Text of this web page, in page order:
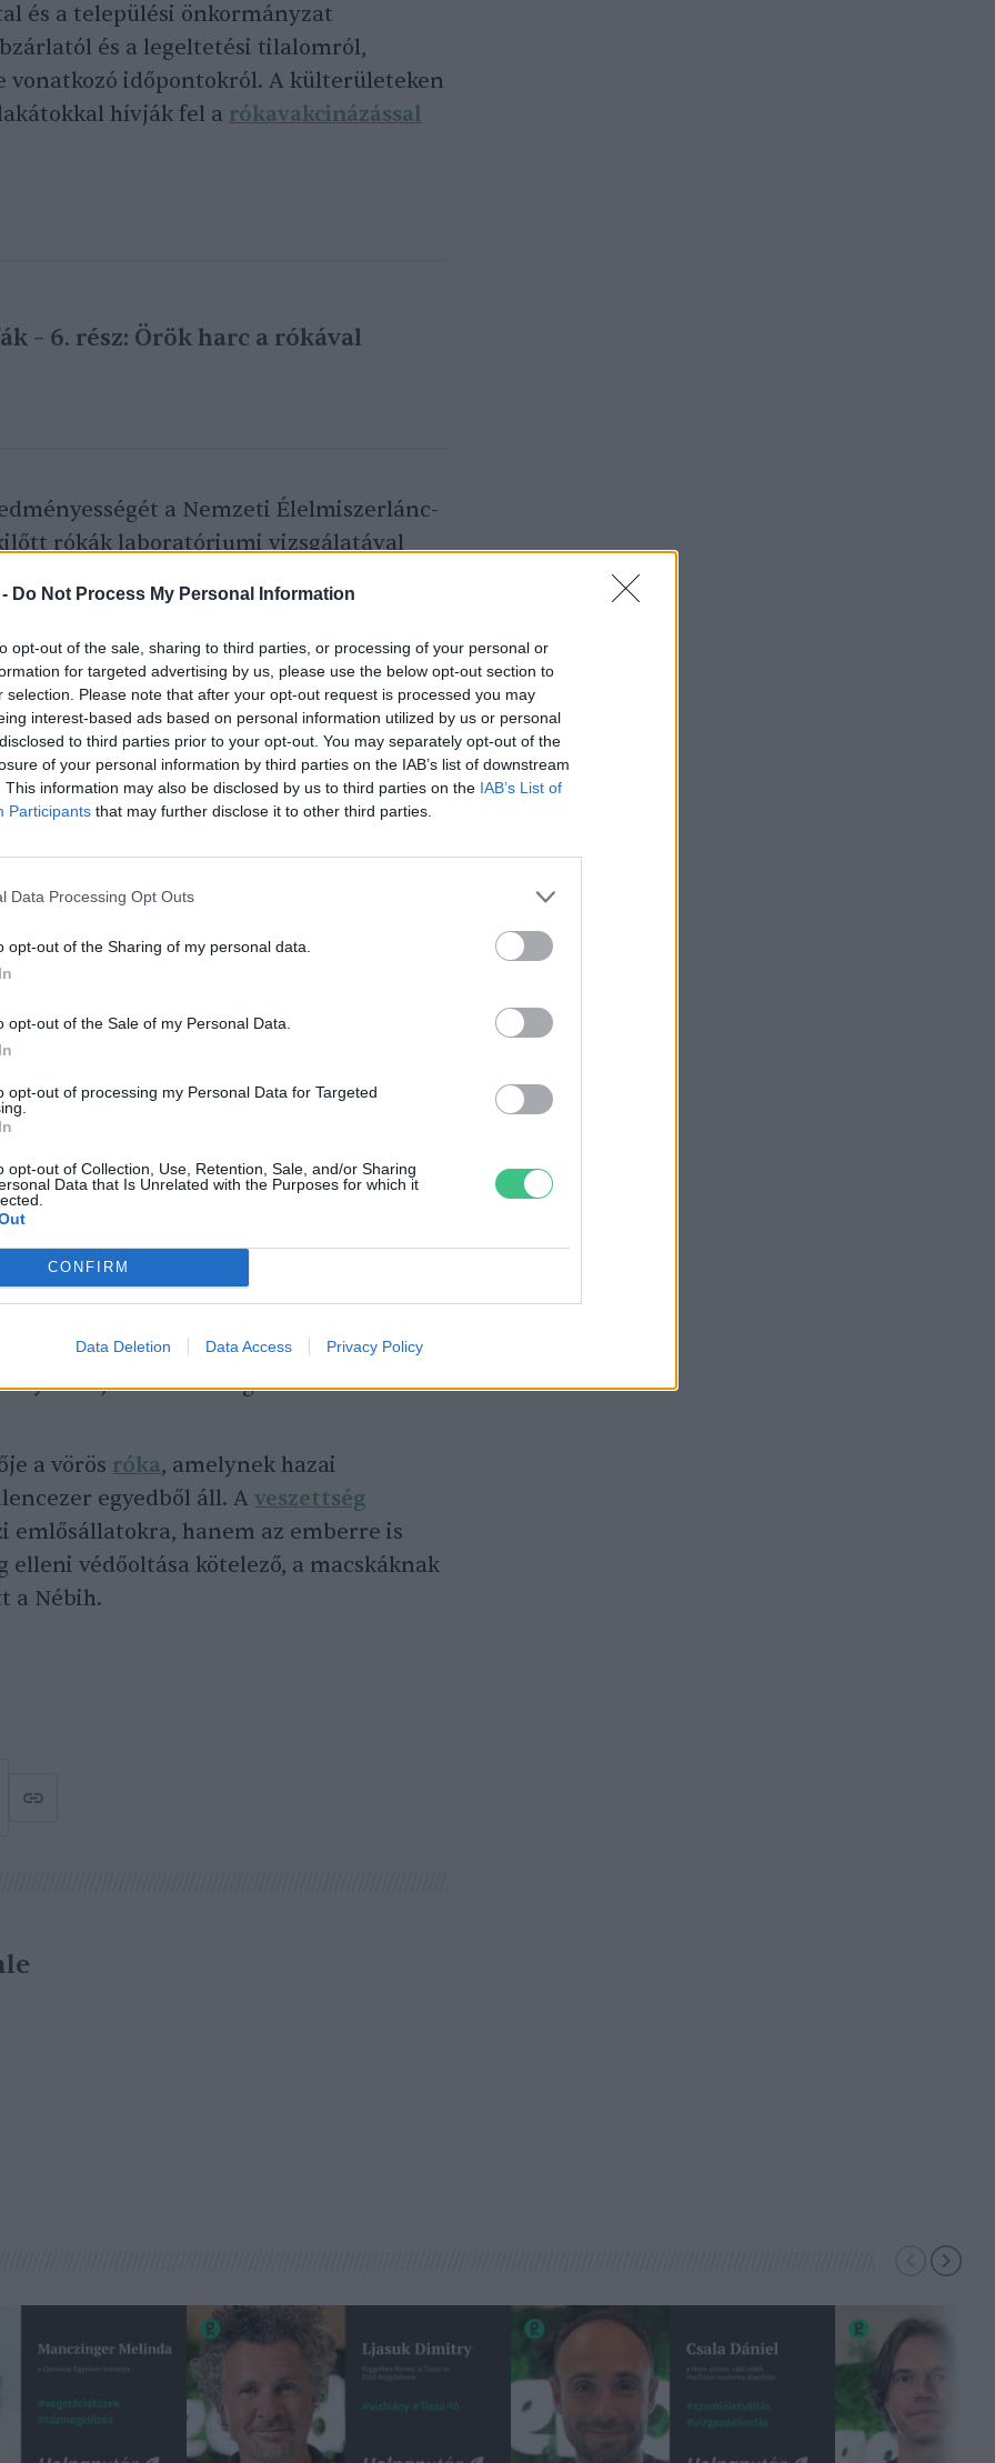
Do Not Process My Personal Information
opt-out of the sale, sharing to third parties, or processing of your personal or
for targeted advertising by us, please use the below opt-out section to
selection. Please note that after your opt-out request is processed you may
interest-based ads based on personal information utilized by us or personal
to third parties prior to your opt-out. You may separately opt-out of the
of your personal information by third parties on the IAB’s list of downstream
This information may also be disclosed by us to third parties on the IAB’s List of
Participants that may further disclose it to other third parties.
Data Processing Opt Outs
opt-out of the Sharing of my personal data.
opt-out of the Sale of my Personal Data.
opt-out of processing my Personal Data for Targeted
opt-out of Collection, Use, Retention, Sale, and/or Sharing
Data that Is Unrelated with the Purposes for which it
CONFIRM
Data Deletion Data Access Privacy Policy
és a települési önkormányzat
és a legeltetési tilalomról,
időpontokról. A külterületeken
hívják fel a rókavakcinázással
– 6. rész: Örök harc a rókával
a Nemzeti Élelmiszerlánc-
rókák laboratóriumi vizsgálatával
mutatják, hogy a
tartalmazó csalétket – olvasható a
előfordul, és a
részén is több helyen megjelent. A
Magyarországon is megváltozott a
helyzet, 2022. szeptembere óta hat róka
Az esetek mindegyike Szabolcs-
elő, az ukrán határtól számított
A betegség behurcolása vélhetően
Ukrajna felőli mozgása révén történt.
a vörös róka, amelynek hazai
egyedből áll. A veszettség
emlősállatokra, hanem az emberre is
elleni védőoltása kötelező, a macskáknak
a Nébih.